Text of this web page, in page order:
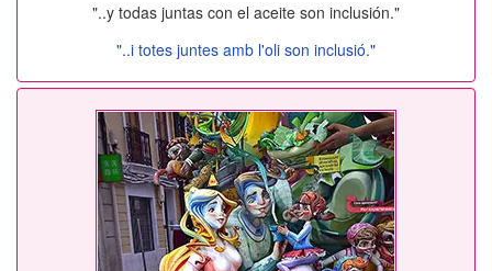
"..y todas juntas con el aceite son inclusión."
"..i totes juntes amb l'oli son inclusió."